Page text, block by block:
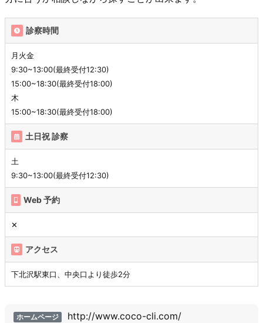
診察時間
月火金
9:30~13:00(最終受付12:30)
15:00~18:30(最終受付18:00)
木
15:00~18:30(最終受付18:00)
土日祝 診察
土
9:30~13:00(最終受付12:30)
Web 予約
✕
アクセス
下北沢駅東口、中央口より徒歩2分
ホームページ http://www.coco-cli.com/